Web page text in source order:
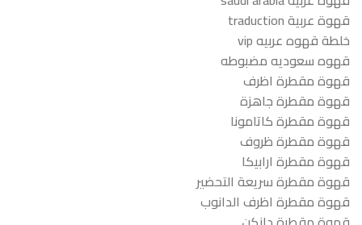
قهوة عربية traduction
خلطة قهوه عربيه vip
قهوه سعوديه مضبوطه
قهوة مقطرة اظرف
قهوة مقطرة جاهزة
قهوة مقطرة كاتامونا
قهوة مقطرة ظروف
قهوة مقطرة ارابيكا
قهوة مقطرة سريعة التحضير
قهوة مقطرة اظرف الدانوب